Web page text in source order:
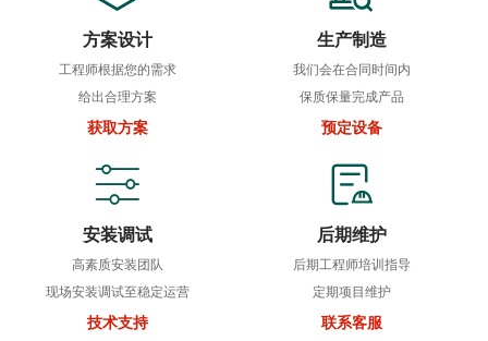
方案设计
工程师根据您的需求
给出合理方案
获取方案
生产制造
我们会在合同时间内
保质保量完成产品
预定设备
安装调试
高素质安装团队
现场安装调试至稳定运营
技术支持
后期维护
后期工程师培训指导
定期项目维护
联系客服